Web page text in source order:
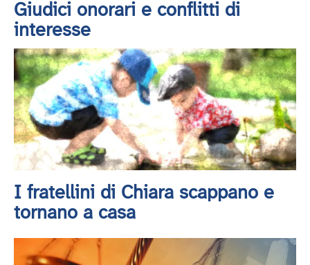
Giudici onorari e conflitti di
interesse
I fratellini di Chiara scappano e
tornano a casa